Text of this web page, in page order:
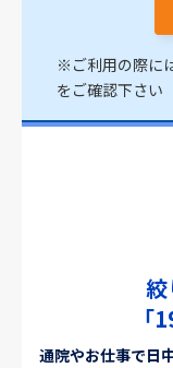
※ご利用の際に
をご確認下さい
「
通院やお仕事で日